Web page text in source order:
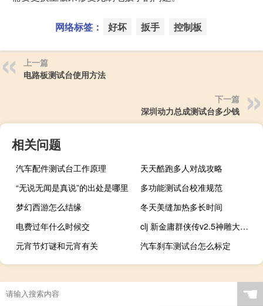
网络标签： 好坏 扳手 控制板
上一篇
电路板测试台使用方法
下一篇
深圳动力总成测试台多少钱
相关问题
汽车配件测试台工作原理
天天酷跑多人对战攻略
“无说无闻是真说”的出处是哪里
多功能测试台校准规范
梦幻西游怎么结缘
冬天美缝加热多长时间
电费过年什么时候交
clj 新金庸群侠传v2.5神雕大侠攻略
元宵节灯谜和元宵有关
汽车刹车测试台怎么标定
☚